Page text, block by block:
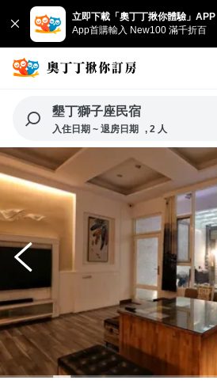
立即下載「奧丁丁揪你體驗」APP
App首購輸入 New100 滿千折百
墾丁獅子座民宿
入住日期 ~ 退房日期 , 2 人